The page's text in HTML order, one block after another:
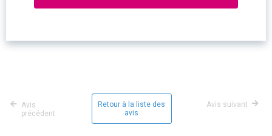
Avis
précédent
Retour à la liste des
avis
Avis suivant